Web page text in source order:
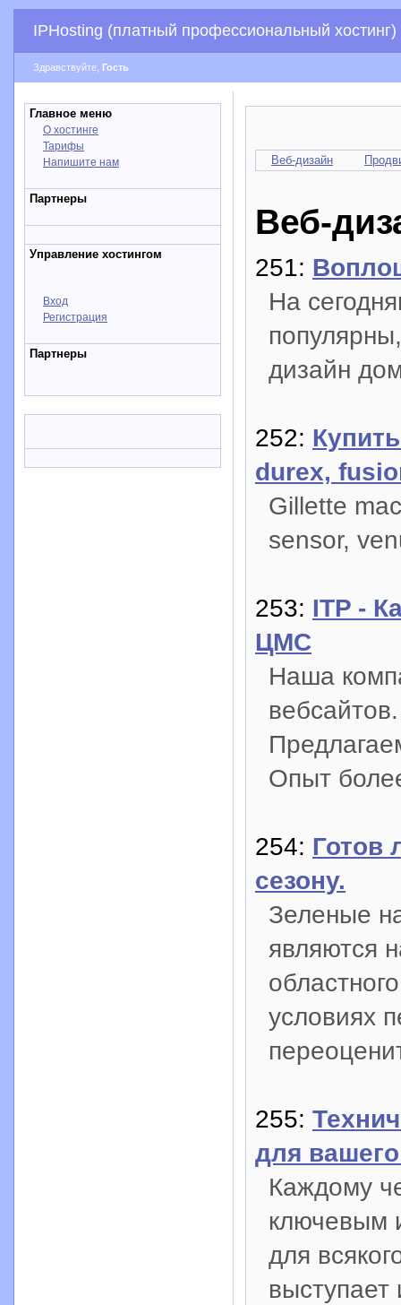
IPHosting (платный профессиональный хостинг)
Здравствуйте, Гость
Главное меню
О хостинге
Тарифы
Напишите нам
Партнеры
Управление хостингом
Вход
Регистрация
Партнеры
Веб-дизайн
Веб-
251:
На
дизайн
252:
durex,
Gillette
sensor,
253: ITP -
ЦМС
Наша
Опыт
254: Готов
сезону.
Зеленые
являются
условиях
255:
для
Каждому
ключевым
для
выступает